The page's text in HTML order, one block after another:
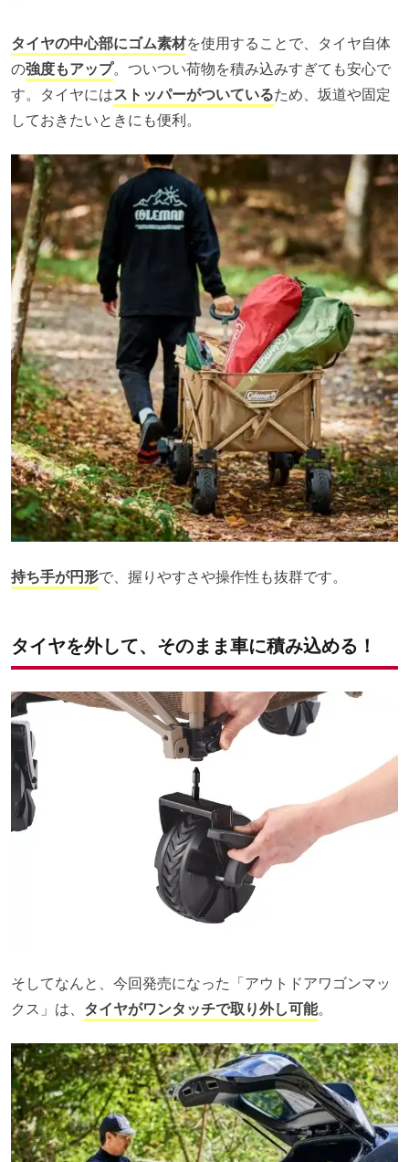
タイヤの中心部にゴム素材を使用することで、タイヤ自体
の強度もアップ。ついつい荷物を積み込みすぎても安心で
す。タイヤにはストッパーがついているため、坂道や固定
しておきたいときにも便利。
持ち手が円形で、握りやすさや操作性も抜群です。
タイヤを外して、そのまま車に積み込める！
そしてなんと、今回発売になった「アウトドアワゴンマッ
クス」は、 タイヤがワンタッチで取り外し可能。